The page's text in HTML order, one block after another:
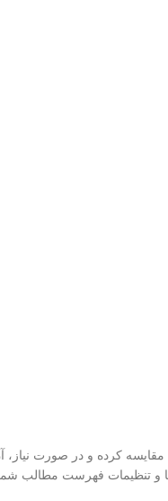
کرده و در صورت نیاز،
تنظیمات فهرست مطالب شما